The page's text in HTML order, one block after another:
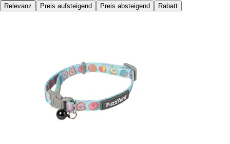
Relevanz
Preis aufsteigend Preis absteigend Rabatt